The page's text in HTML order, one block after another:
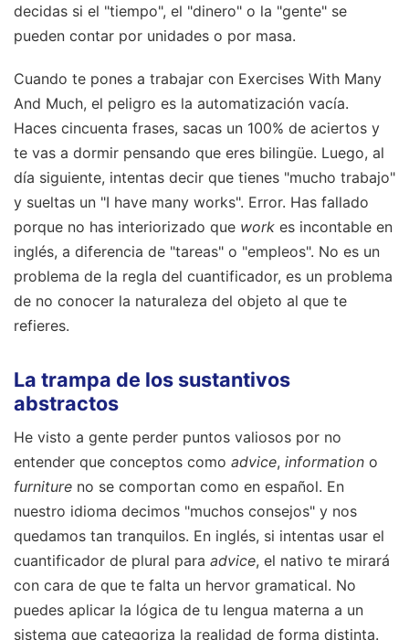
decidas si el "tiempo", el "dinero" o la "gente" se
pueden contar por unidades o por masa.
Cuando te pones a trabajar con Exercises With Many
And Much, el peligro es la automatización vacía.
Haces cincuenta frases, sacas un 100% de aciertos y
te vas a dormir pensando que eres bilingüe. Luego, al
día siguiente, intentas decir que tienes "mucho trabajo"
y sueltas un "I have many works". Error. Has fallado
porque no has interiorizado que work es incontable en
inglés, a diferencia de "tareas" o "empleos". No es un
problema de la regla del cuantificador, es un problema
de no conocer la naturaleza del objeto al que te
refieres.
La trampa de los sustantivos
abstractos
He visto a gente perder puntos valiosos por no
entender que conceptos como advice, information o
furniture no se comportan como en español. En
nuestro idioma decimos "muchos consejos" y nos
quedamos tan tranquilos. En inglés, si intentas usar el
cuantificador de plural para advice, el nativo te mirará
con cara de que te falta un hervor gramatical. No
puedes aplicar la lógica de tu lengua materna a un
sistema que categoriza la realidad de forma distinta.